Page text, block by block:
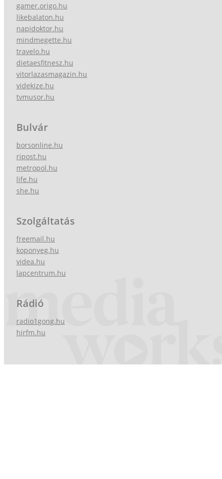
gamer.origo.hu
likebalaton.hu
napidoktor.hu
mindmegette.hu
travelo.hu
dietaesfitnesz.hu
vitorlazasmagazin.hu
videkize.hu
tvmusor.hu
Bulvár
borsonline.hu
ripost.hu
metropol.hu
life.hu
she.hu
Szolgáltatás
freemail.hu
koponyeg.hu
videa.hu
lapcentrum.hu
Rádió
radio1gong.hu
hirfm.hu